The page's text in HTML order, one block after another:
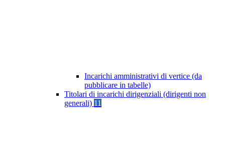
Incarichi amministrativi di vertice (da
pubblicare in tabelle)
Titolari di incarichi dirigenziali (dirigenti non
generali) 11